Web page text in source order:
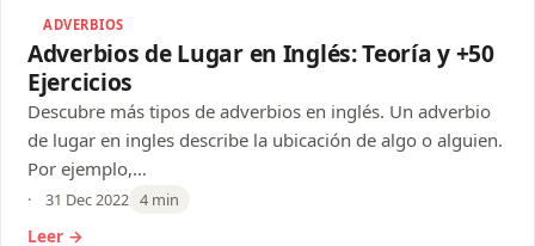
ADVERBIOS
Adverbios de Lugar en Inglés: Teoría y +50
Ejercicios
Descubre más tipos de adverbios en inglés. Un adverbio
de lugar en ingles describe la ubicación de algo o alguien.
Por ejemplo,…
31 Dec 2022 4 min
Leer →